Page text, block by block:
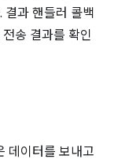
결과 핸들러 콜백
송 결과를 확인
데이터를 보내고